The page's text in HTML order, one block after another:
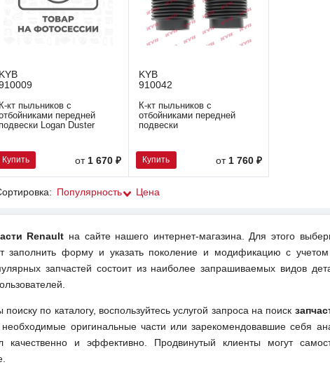
KYB
К-кт пыльников с
передней
подвески Logan Duster
Купить от 1 670 ₽
KYB
910042
К-кт пыльников с
отбойниками передней
подвески
Купить от 1 760 ₽
Популярность Цена
Renault на сайте нашего интернет-магазина. Для этого
заполнить форму и указать поколение и модификацию с
запчастей состоит из наиболее запрашиваемых видов
поиску по каталогу, воспользуйтесь услугой запроса на поиск
оригинальные части или зарекомендовавшие себя
качественно и эффективно. Продвинутый клиенты могут